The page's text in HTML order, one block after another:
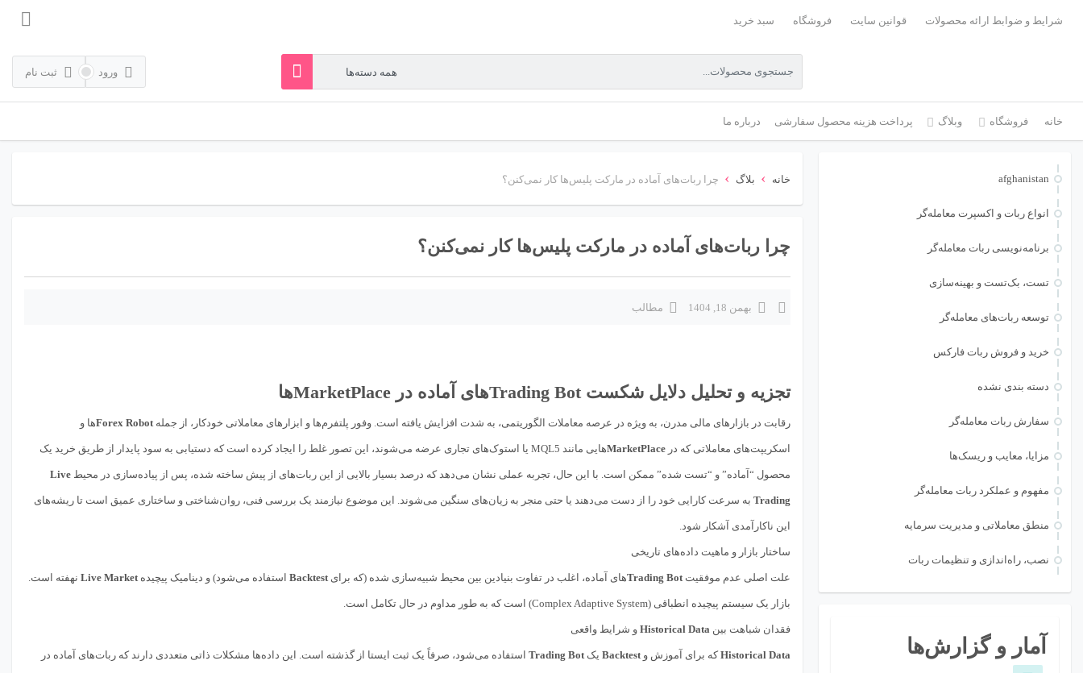
شرایط و ضوابط ارائه محصولات قوانین سایت فروشگاه سبد خرید
ورود ثبت نام
خانه فروشگاه وبلاگ پرداخت هزینه محصول سفارشی درباره ما
afghanistan
انواع ربات و اکسپرت معامله‌گر
برنامه‌نویسی ربات معامله‌گر
تست، بک‌تست و بهینه‌سازی
توسعه ربات‌های معامله‌گر
خرید و فروش ربات فارکس
دسته بندی نشده
سفارش ربات معامله‌گر
مزایا، معایب و ریسک‌ها
مفهوم و عملکرد ربات معامله‌گر
منطق معاملاتی و مدیریت سرمایه
نصب، راه‌اندازی و تنظیمات ربات
آمار و گزارش‌ها
خانه › بلاگ › چرا ربات‌های آماده در مارکت پلیس‌ها کار نمی‌کنن؟
چرا ربات‌های آماده در مارکت پلیس‌ها کار نمی‌کنن؟
بهمن 18, 1404 مطالب
تجزیه و تحلیل دلایل شکستTrading Botهای آماده درMarketPlaceها
رقابت در بازارهای مالی مدرن، به ویژه در عرصه معاملات الگوریتمی، به شدت افزایش یافته است. وفور پلتفرم‌ها و ابزارهای معاملاتی خودکار، از جملهForex Robotها و
اسکریپت‌های معاملاتی که درMarketPlace هایی مانند MQL5 یا استوک‌های تجاری عرضه می‌شوند، این تصور غلط را ایجاد کرده است که دستیابی به سود پایدار از طریق خرید یک
محصول “آماده” و “تست شده” ممکن است. با این حال، تجربه عملی نشان می‌دهد که درصد بسیار بالایی از این ربات‌های از پیش ساخته شده، پس از پیاده‌سازی در محیطLive
Trading به سرعت کارایی خود را از دست می‌دهند یا حتی منجر به زیان‌های سنگین می‌شوند. این موضوع نیازمند یک بررسی فنی، روان‌شناختی و ساختاری عمیق است تا ریشه‌های
این ناکارآمدی آشکار شود.
ساختار بازار و ماهیت داده‌های تاریخی
علت اصلی عدم موفقیتTrading Botهای آماده، اغلب در تفاوت بنیادین بین محیط شبیه‌سازی شده (که برایBacktest استفاده می‌شود) و دینامیک پیچیدهLive Market نهفته است.
بازار یک سیستم پیچیده انطباقی (Complex Adaptive System) است که به طور مداوم در حال تکامل است.
فقدان شباهت بین Historical Data و شرایط واقعی
Historical Dataکه برای آموزش وBacktest یکTrading Bot استفاده می‌شود، صرفاً یک ثبت ایستا از گذشته است. این داده‌ها مشکلات ذاتی متعددی دارند که ربات‌های آماده در